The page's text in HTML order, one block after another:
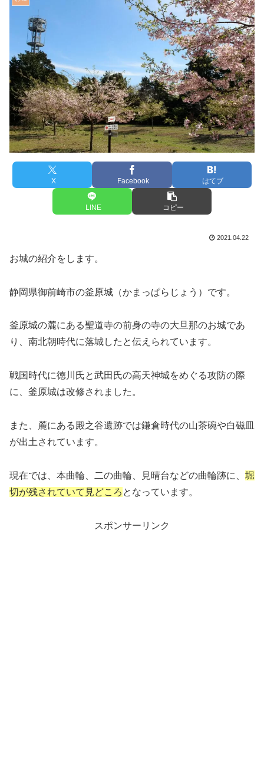
X Facebook はてブ
LINE コピー
2021.04.22
お城の紹介をします。
静岡県御前崎市の釜原城（かまっぱらじょう）です。
釜原城の麓にある聖道寺の前身の寺の大旦那のお城であ
り、南北朝時代に落城したと伝えられています。
戦国時代に徳川氏と武田氏の高天神城をめぐる攻防の際
に、釜原城は改修されました。
また、麓にある殿之谷遺跡では鎌倉時代の山茶碗や白磁皿
が出土されています。
現在では、本曲輪、二の曲輪、見晴台などの曲輪跡に、 堀
切が残されていて見どころ となっています。
スポンサーリンク